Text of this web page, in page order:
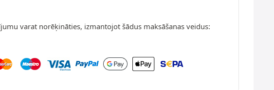
varat norēķināties, izmantojot šādus maksāšanas veidus: